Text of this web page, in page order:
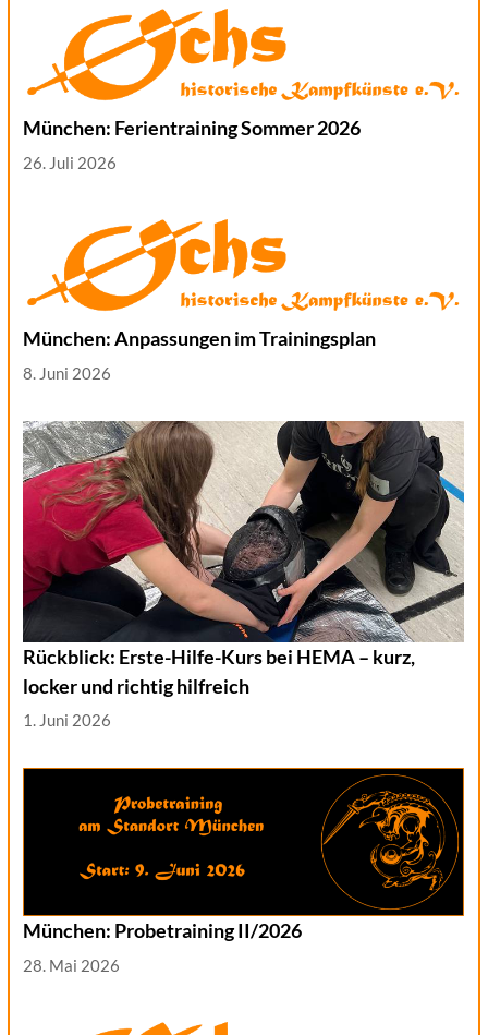
München: Ferientraining Sommer 2026
26. Juli 2026
München: Anpassungen im Trainingsplan
8. Juni 2026
Rückblick: Erste-Hilfe-Kurs bei HEMA – kurz,
locker und richtig hilfreich
1. Juni 2026
München: Probetraining II/2026
28. Mai 2026